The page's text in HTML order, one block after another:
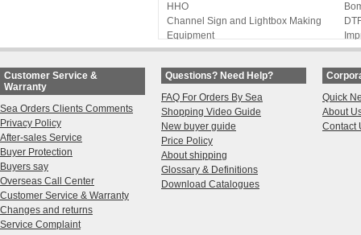
HHO
Channel Sign and Lightbox Making
Equipment
Maquina de Coser y Bordado
Impresión de Pads
DTG Printing
Prensa de calor y Calandras
UV DTF Printing
Folding & Packaging Machines
CALCA DTG Conveyor Dryers
Customer Service &
Warranty
Sea Orders Clients Comments
Privacy Policy
After-sales Service
Buyer Protection
Buyers say
Overseas Call Center
Customer Service & Warranty
Changes and returns
Service Complaint
Questions? Need Help?
FAQ For Orders By Sea
Shopping Video Guide
New buyer guide
Price Policy
About shipping
Glossary & Definitions
Download Catalogues
Quick
About
Contact